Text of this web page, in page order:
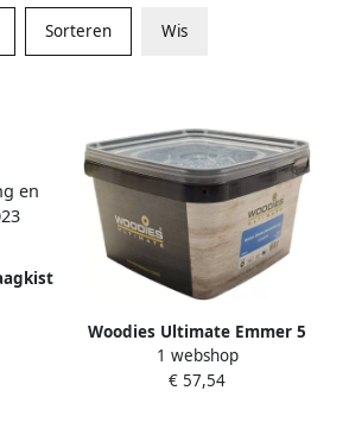
Sorteren Wis
| 1
Woodies Ultimate Emmer 5
0x120 70 vk T25 verzinkt |
250 stuks 61999057
1 webshop
€ 57,54